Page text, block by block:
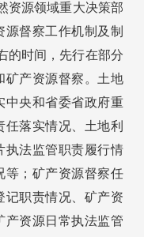
源领域重大决策部
督察工作机制及制
的时间，先行在部分
矿产资源督察。土地
中央和省委省政府重
落实情况、土地利
执法监管职责履行情
等；矿产资源督察任
记职责情况、矿产资
产资源日常执法监管